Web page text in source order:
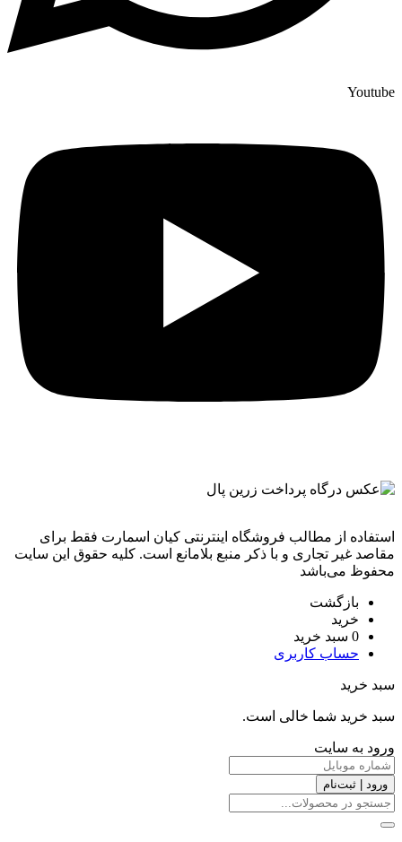
Youtube
استفاده از مطالب فروشگاه اینترنتی کیان اسمارت فقط برای
مقاصد غیر تجاری و با ذکر منبع بلامانع است. کليه حقوق اين سايت
محفوظ می‌باشد
بازگشت
خرید
0 سبد خرید
حساب کاربری
سبد خرید
سبد خرید شما خالی است.
ورود به سایت
ورود | ثبت‌نام